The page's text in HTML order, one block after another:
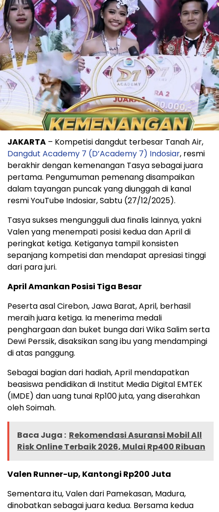
JAKARTA – Kompetisi dangdut terbesar Tanah Air,
Dangdut Academy 7 (D’Academy 7) Indosiar, resmi
berakhir dengan kemenangan Tasya sebagai juara
pertama. Pengumuman pemenang disampaikan
dalam tayangan puncak yang diunggah di kanal
resmi YouTube Indosiar, Sabtu (27/12/2025).
Tasya sukses mengungguli dua finalis lainnya, yakni
Valen yang menempati posisi kedua dan April di
peringkat ketiga. Ketiganya tampil konsisten
sepanjang kompetisi dan mendapat apresiasi tinggi
dari para juri.
April Amankan Posisi Tiga Besar
Peserta asal Cirebon, Jawa Barat, April, berhasil
meraih juara ketiga. Ia menerima medali
penghargaan dan buket bunga dari Wika Salim serta
Dewi Perssik, disaksikan sang ibu yang mendampingi
di atas panggung.
Sebagai bagian dari hadiah, April mendapatkan
beasiswa pendidikan di Institut Media Digital EMTEK
(IMDE) dan uang tunai Rp100 juta, yang diserahkan
oleh Soimah.
Baca Juga : Rekomendasi Asuransi Mobil All
Risk Online Terbaik 2026, Mulai Rp400 Ribuan
Valen Runner-up, Kantongi Rp200 Juta
Sementara itu, Valen dari Pamekasan, Madura,
dinobatkan sebagai juara kedua. Bersama kedua